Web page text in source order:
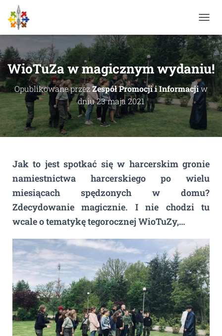
R
Z
E
Ł
Ą
C
Z
N
A
W
I
G
J
Ę
WioTuZa w magicznym wydaniu!
Opublikowane przezZespół Promocji i Informacjiw
dniu23 maja 2021
Jak to jest spotkać się w harcerskim gronie
namiestnictwa harcerskiego po wielu
miesiącach spędzonych w domu?
Zdecydowanie magicznie. I nie chodzi tu
wcale o tematykę tegorocznej WioTuZy,…